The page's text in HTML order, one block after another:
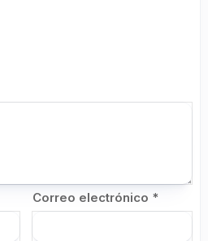
Correo electrónico *